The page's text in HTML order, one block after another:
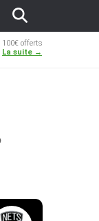
100€ offerts
La suite →